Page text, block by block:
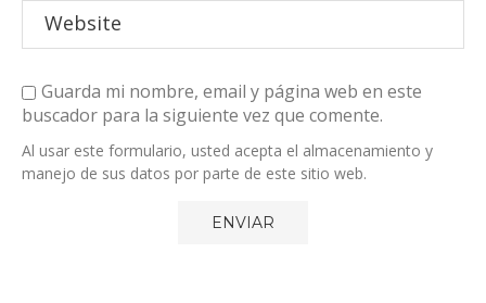
Guarda mi nombre, email y página web en este
buscador para la siguiente vez que comente.
Al usar este formulario, usted acepta el almacenamiento y
manejo de sus datos por parte de este sitio web.